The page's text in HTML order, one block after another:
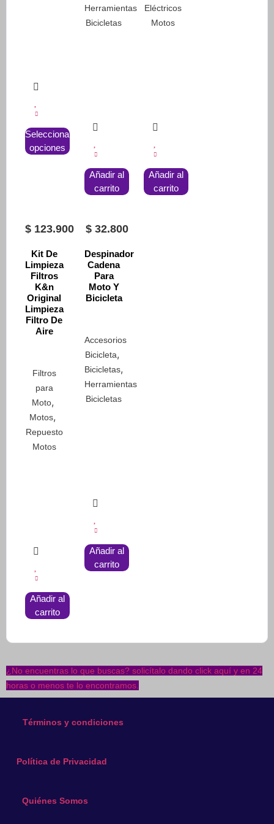
Seleccionar
opciones
producto
tiene
múltiples
variantes.
se
elegir
página
Herramientas
Bicicletas
Añadir al
carrito
Eléctricos
Motos
Añadir al
carrito
$ 123.900
Kit De
Limpieza
Filtros
K&n
Original
Limpieza
Filtro De
Aire
Filtros
para
Moto,
Motos,
Repuesto
Motos
Añadir al
carrito
$32.800
Despinador
Cadena
Para
Moto Y
Bicicleta
Accesorios
Bicicleta,
Bicicletas,
Herramientas
Bicicletas
Añadir al
carrito
¿No encuentras lo que buscas? solicítalo dando click aquí y en 24
horas o menos te lo encontramos.
Términos y condiciones
Política de Privacidad
Quiénes Somos